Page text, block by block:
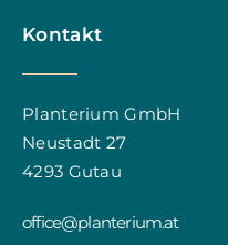
Kontakt
Planterium GmbH
Neustadt 27
4293 Gutau
office@planterium.at